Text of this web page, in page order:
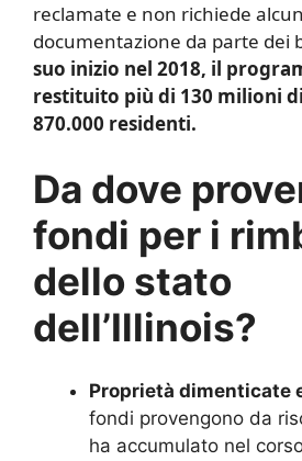
reclamate e non richiede
documentazione da parte dei
suo inizio nel 2018, il
restituito più di 130 milioni
870.000 residenti.
Da dove
fondi per i
dello stato
dell’Illinois?
Proprietà dimenticate
fondi provengono da
ha accumulato nel